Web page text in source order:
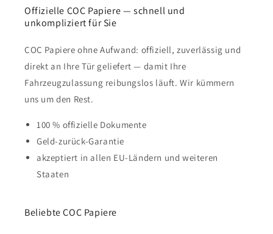
Offizielle COC Papiere — schnell und
unkompliziert für Sie
COC Papiere ohne Aufwand: offiziell, zuverlässig und
direkt an Ihre Tür geliefert — damit Ihre
Fahrzeugzulassung reibungslos läuft. Wir kümmern
uns um den Rest.
100 % offizielle Dokumente
Geld-zurück-Garantie
akzeptiert in allen EU-Ländern und weiteren
Staaten
Beliebte COC Papiere